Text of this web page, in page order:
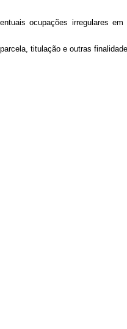
ocupações irregulares
titulação e outras